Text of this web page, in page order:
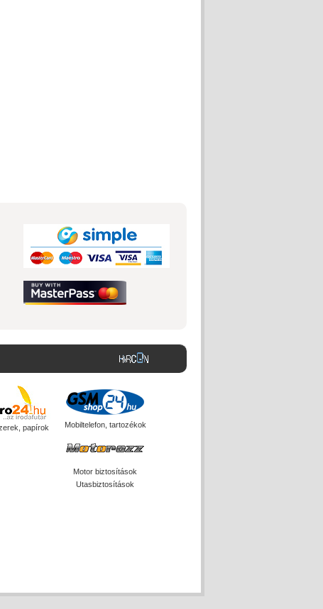
papírok
Mobiltelefon, tartozékok
Motor biztosítások
Utasbiztosítások